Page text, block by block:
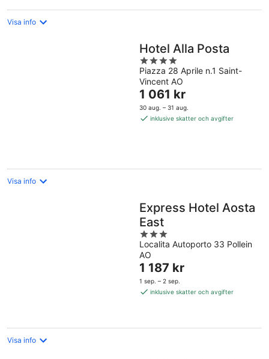
Visa info
Hotel Alla Posta
4
out
of
5
Piazza 28 Aprile n.1 Saint-
Vincent AO
Priset
är
1 061 kr
1 061 kr
30 aug. – 31 aug.
inklusive skatter och avgifter
Visa info
Express Hotel Aosta
East
3
out
of
5
Localita Autoporto 33 Pollein
AO
Priset
är
1 187 kr
1 187 kr
1 sep. – 2 sep.
inklusive skatter och avgifter
Visa info